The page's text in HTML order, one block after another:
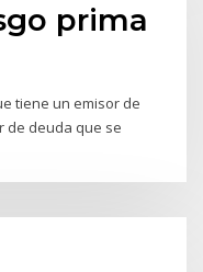
prima
tiene un emisor de
de deuda que se